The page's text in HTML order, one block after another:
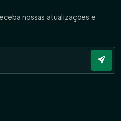
nossas atualizações e